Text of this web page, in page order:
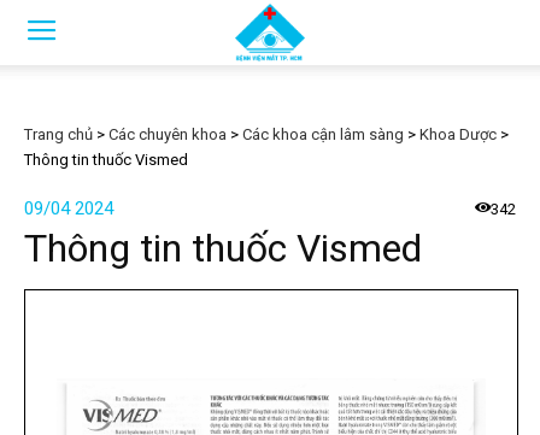
Trang chủ > Các chuyên khoa > Các khoa cận lâm sàng > Khoa Dược >
Thông tin thuốc Vismed
09/04 2024 342
Thông tin thuốc Vismed